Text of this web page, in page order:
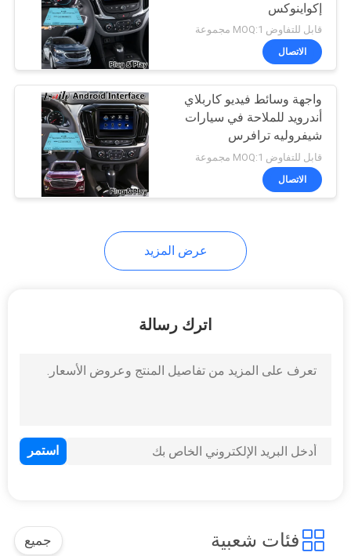
إكواينوكس
قابل للتفاوض MOQ:1 مجموعة
الاتصال
واجهة وسائط فيديو كاربلاي
أندرويد للملاحة في سيارات
شيفروليه ترافرس
قابل للتفاوض MOQ:1 مجموعة
الاتصال
عرض المزيد
اترك رسالة
فئات شعبية جميع